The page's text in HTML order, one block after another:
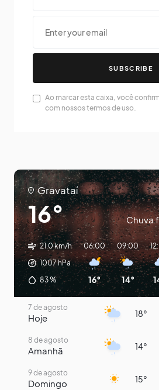
SUBSCRIBE
Ao marcar esta caixa, você
com nossos termos de uso.
Gravataí
16° Chuva
21.0 km/h
1007hPa
83%
06:00
16°
09:00
14°
7 de agosto
Hoje 18°
8 de agosto
Amanhã 14°
9 de agosto
Domingo 15°